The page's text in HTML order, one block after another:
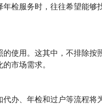
检服务时，往往希望能
使用。这其中，不排除按
市场需求。
办、年检和过户等流程